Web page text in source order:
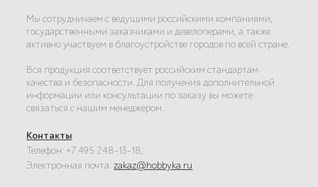
Мы сотрудничаем с ведущими российскими компаниями,
государственными заказчиками и девелоперами, а также
активно участвуем в благоустройстве городов по всей стране.
Вся продукция соответствует российским стандартам
качества и безопасности. Для получения дополнительной
информации или консультации по заказу вы можете
связаться с нашим менеджером.
Контакты:
Телефон: +7 495 248-13-18;
Электронная почта:zakaz@hobbyka.ru